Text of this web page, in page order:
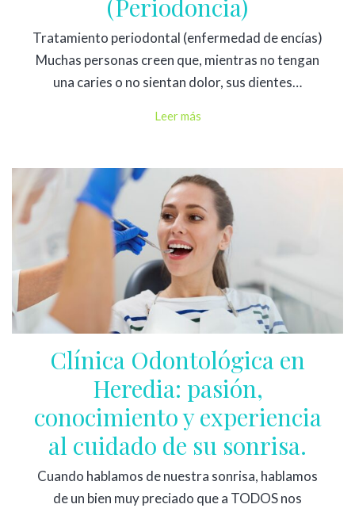
(Periodoncia)
Tratamiento periodontal (enfermedad de encías)
Muchas personas creen que, mientras no tengan
una caries o no sientan dolor, sus dientes…
Leer más
Clínica Odontológica en
Heredia: pasión,
conocimiento y experiencia
al cuidado de su sonrisa.
Cuando hablamos de nuestra sonrisa, hablamos
de un bien muy preciado que a TODOS nos